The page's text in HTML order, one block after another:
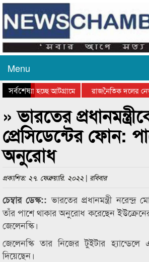
Menu
সর্বশেষ
যাওয়া হচ্ছে আটগ্রামে
রাজনৈতিক দলের
সিলেটে
» ভারতের
প্রেসিডেন্টের ফোন:
অনুরোধ
প্রকাশিত: ২৭. ফেব্রুয়ারি. ২০২২ | রবিবার
চেম্বার ডেস্ক::ভারতের প্রধানমন্ত্রী
তাঁর পাশে থাকার অনুরোধ করেছেন
জেলেনস্কি।
জেলেনস্কি তার নিজের টুইটার
দিয়েছেন।